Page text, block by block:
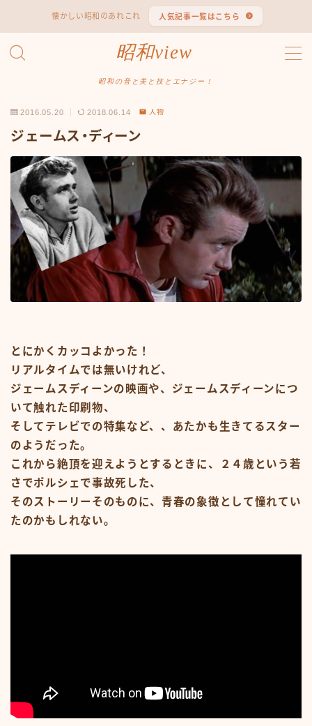
懐かしい昭和のあれこれ 人気記事一覧はこちら
昭和view
昭和の音と美と技とエナジー！
MENU
#2062 (タイトルなし)
#607 (タイトルなし)
#1118 (タイトルなし)
#3067 (タイトルなし)
#3568 (タイトルなし)
#4247 (タイトルなし)
#14723 (タイトルなし)
#14736 (タイトルなし)
#14772 (タイトルなし)
#14775 (タイトルなし)
#14862 (タイトルなし)
#14867 (タイトルなし)
ABOUT
CM
CM50-59
CM60-69
CM80-89
CMその他
Contact
google
Homepage – Big Slide
Homepage – Big Slide
Homepage – Blog
Homepage – Fashion
Homepage – Full Post Featured
Homepage – Infinite Scroll
Homepage – Magazine
あの頃のいろいろ50-59
あの頃のいろいろ60-69
あの頃のいろいろ70-79
2016.05.20 2018.06.14 人物
ジェームス・ディーン
とにかくカッコよかった！
リアルタイムでは無いけれど、
ジェームスディーンの映画や、ジェームスディーンにつ
いて触れた印刷物、
そしてテレビでの特集など、、あたかも生きてるスター
のようだった。
これから絶頂を迎えようとするときに、２４歳という若
さでポルシェで事故死した、
そのストーリーそのものに、青春の象徴として憧れてい
たのかもしれない。